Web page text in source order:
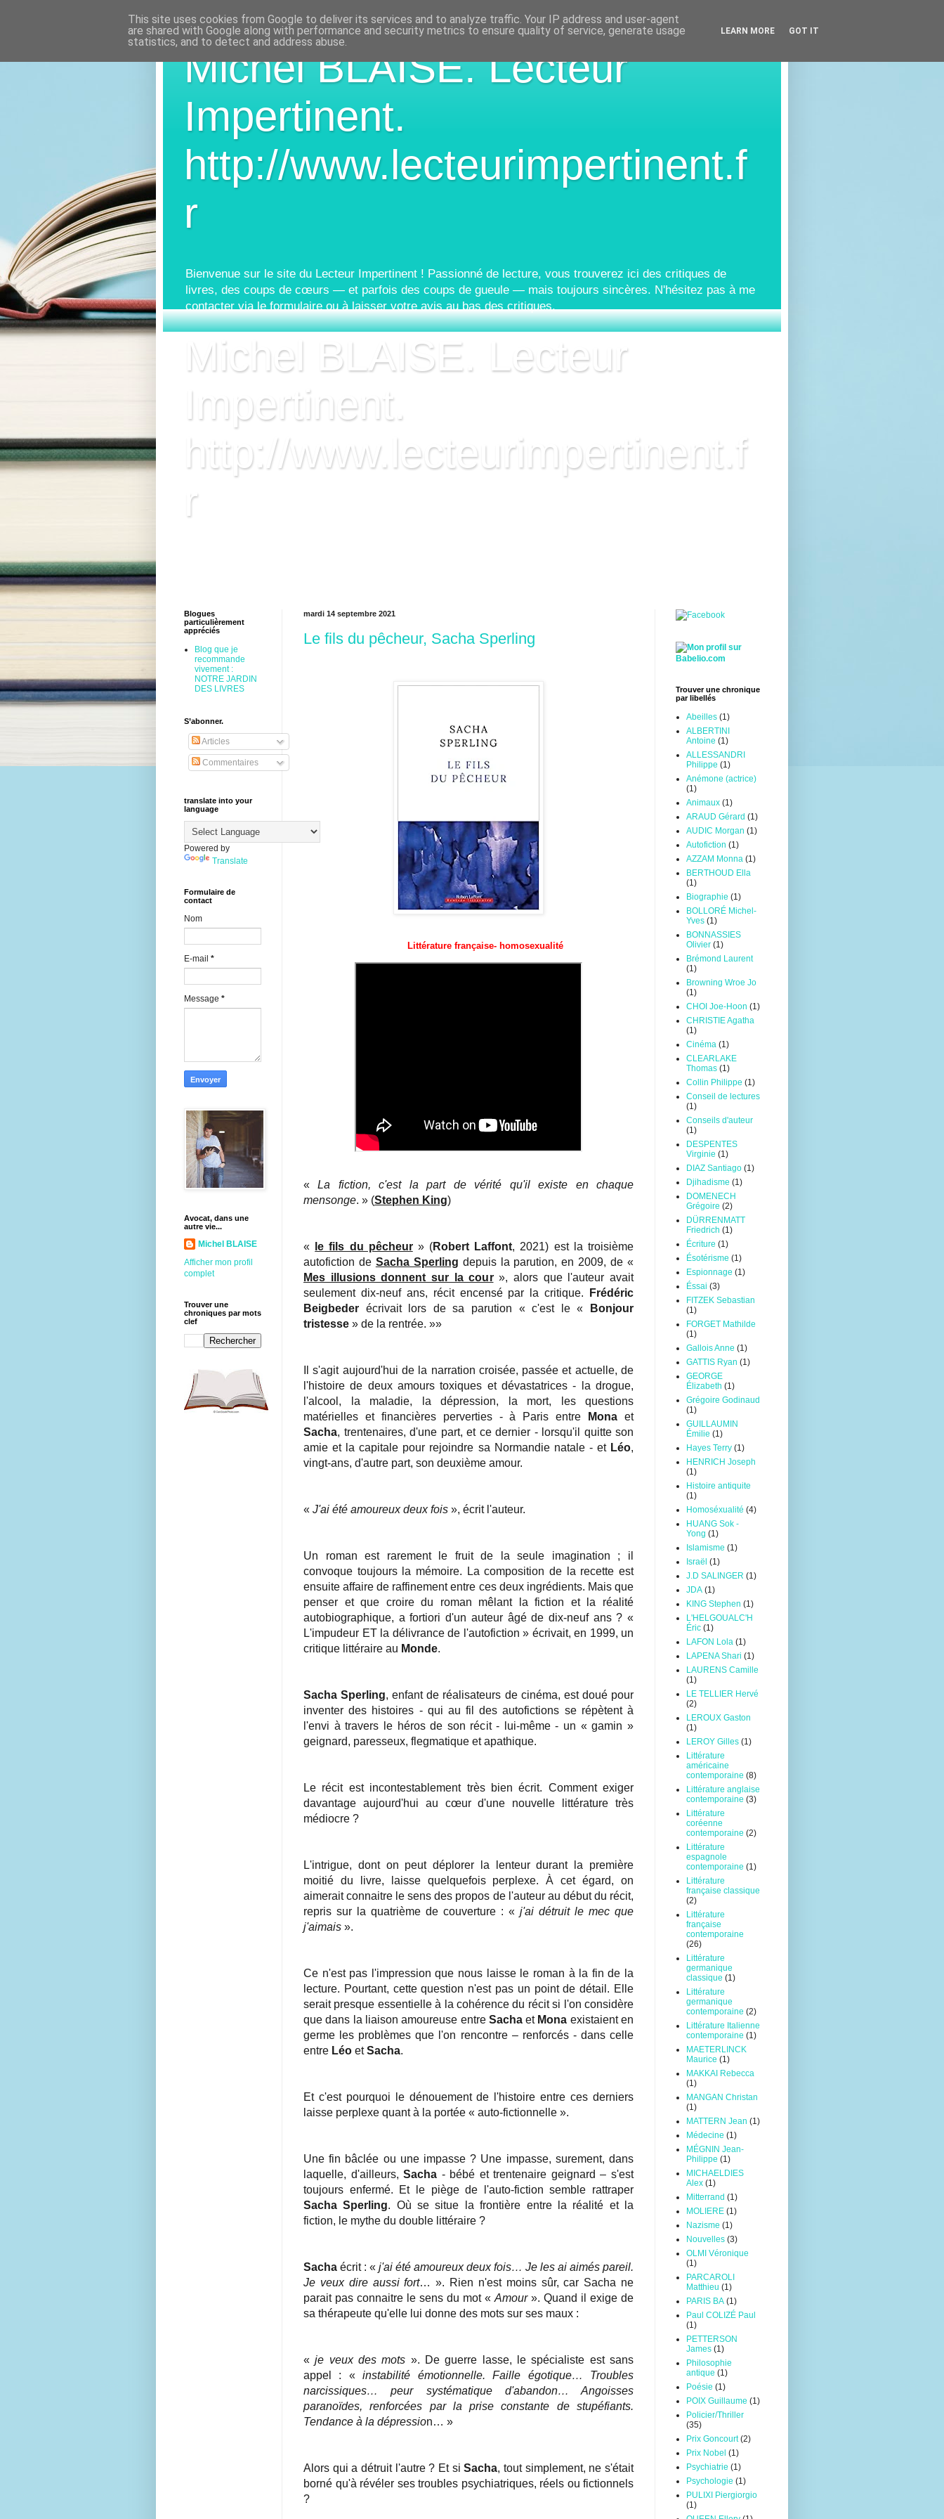
Michel BLAISE. Lecteur
Impertinent.
http://www.lecteurimpertinent.f
r
Bienvenue sur le site du Lecteur Impertinent ! Passionné de lecture, vous trouverez ici des critiques de
livres, des coups de cœurs — et parfois des coups de gueule — mais toujours sincères. N'hésitez pas à me
contacter via le formulaire ou à laisser votre avis au bas des critiques.
Michel BLAISE. Lecteur
Impertinent.
http://www.lecteurimpertinent.f
r
mardi 14 septembre 2021
Le fils du pêcheur, Sacha Sperling
Littérature française- homosexualité
«La fiction, c'est la part de vérité qu'il existe en chaque
mensonge. » (Stephen King)
« le fils du pêcheur» (Robert Laffont, 2021) est la troisième
autofiction de Sacha Sperling depuis la parution, en 2009, de «
Mes illusions donnent sur la cour», alors que l'auteur avait
seulement dix-neuf ans, récit encensé par la critique.
Frédéric
Beigbeder écrivait lors de sa parution « c'est le «
Bonjour
tristesse » de la rentrée. »»
Il s'agit aujourd'hui de la narration croisée, passée et actuelle, de
l'histoire de deux amours toxiques et dévastatrices - la drogue,
l'alcool, la maladie, la dépression, la mort, les questions
matérielles et financières perverties - à Paris entre Mona et
Sacha, trentenaires, d'une part, et ce dernier - lorsqu'il quitte son
amie et la capitale pour rejoindre sa Normandie natale - et Léo,
vingt-ans, d'autre part, son deuxième amour.
« J'ai été amoureux deux fois », écrit l'auteur.
Un roman est rarement le fruit de la seule imagination ; il
convoque toujours la mémoire. La composition de la recette est
ensuite affaire de raffinement entre ces deux ingrédients. Mais que
penser et que croire du roman mêlant la fiction et la réalité
autobiographique, a fortiori d'un auteur âgé de dix-neuf ans ? «
L'impudeur ET la délivrance de l'autofiction » écrivait, en 1999, un
critique littéraire au Monde.
Sacha Sperling, enfant de réalisateurs de cinéma, est doué pour
inventer des histoires - qui au fil des autofictions se répètent à
l'envi à travers le héros de son récit - lui-même - un « gamin »
geignard, paresseux, flegmatique et apathique.
Le récit est incontestablement très bien écrit. Comment exiger
davantage aujourd'hui au cœur d'une nouvelle littérature très
médiocre ?
L'intrigue, dont on peut déplorer la lenteur durant la première
moitié du livre, laisse quelquefois perplexe. À cet égard, on
aimerait connaitre le sens des propos de l'auteur au début du récit,
repris sur la quatrième de couverture : « j'ai détruit le mec que
j'aimais ».
Ce n'est pas l'impression que nous laisse le roman à la fin de la
lecture. Pourtant, cette question n'est pas un point de détail. Elle
serait presque essentielle à la cohérence du récit si l'on considère
que dans la liaison amoureuse entre Sachaet Mona existaient en
germe les problèmes que l'on rencontre – renforcés - dans celle
entre Léo etSacha.
Et c'est pourquoi le dénouement de l'histoire entre ces derniers
laisse perplexe quant à la portée « auto-fictionnelle ».
Une fin bâclée ou une impasse ? Une impasse, surement, dans
laquelle, d'ailleurs,Sacha - bébé et trentenaire geignard – s'est
toujours enfermé. Et le piège de l'auto-fiction semble rattraper
Sacha Sperling. Où se situe la frontière entre la réalité et la
fiction, le mythe du double littéraire ?
Sacha écrit : « j'ai été amoureux deux fois… Je les ai aimés pareil.
Je veux dire aussi fort… ». Rien n'est moins sûr, car Sacha ne
parait pas connaitre le sens du mot « Amour». Quand il exige de
sa thérapeute qu'elle lui donne des mots sur ses maux :
«je veux des mots ». De guerre lasse, le spécialiste est sans
appel : «instabilité émotionnelle. Faille égotique… Troubles
narcissiques… peur systématique d'abandon… Angoisses
paranoïdes, renforcées par la prise constante de stupéfiants.
Tendance à la dépression… »
Alors qui a détruit l'autre ? Et siSacha, tout simplement, ne s'était
borné qu'à révéler ses troubles psychiatriques, réels ou fictionnels
?
Blogues
particulièrement
appréciés
Blog que je
recommande
vivement :
NOTRE JARDIN
DES LIVRES
S’abonner.
Articles
Commentaires
translate into your
language
Powered by
Translate
Formulaire de
contact
Nom
E-mail *
Message *
Avocat, dans une
autre vie...
Michel BLAISE
Afficher mon profil
complet
Trouver une
chroniques par mots
clef
Trouver une chronique
par libellés
Abeilles (1)
ALBERTINI
Antoine (1)
ALLESSANDRI
Philippe (1)
Anémone (actrice)
(1)
Animaux (1)
ARAUD Gérard (1)
AUDIC Morgan (1)
Autofiction (1)
AZZAM Monna (1)
BERTHOUD Ella
(1)
Biographie (1)
BOLLORÉ Michel-
Yves (1)
BONNASSIES
Olivier (1)
Brémond Laurent
(1)
Browning Wroe Jo
(1)
CHOI Joe-Hoon (1)
CHRISTIE Agatha
(1)
Cinéma (1)
CLEARLAKE
Thomas (1)
Collin Philippe (1)
Conseil de lectures
(1)
Conseils d'auteur
(1)
DESPENTES
Virginie (1)
DIAZ Santiago (1)
Djihadisme (1)
DOMENECH
Grégoire (2)
DÜRRENMATT
Friedrich (1)
Écriture (1)
Ésotérisme (1)
Espionnage (1)
Éssai (3)
FITZEK Sebastian
(1)
FORGET Mathilde
(1)
Gallois Anne (1)
GATTIS Ryan (1)
GEORGE
Élizabeth (1)
Grégoire Godinaud
(1)
GUILLAUMIN
Émilie (1)
Hayes Terry (1)
HENRICH Joseph
(1)
Histoire antiquite
(1)
Homoséxualité (4)
HUANG Sok -
Yong (1)
Islamisme (1)
Israël (1)
J.D SALINGER (1)
JDA (1)
KING Stephen (1)
L'HELGOUALC'H
Éric (1)
LAFON Lola (1)
LAPENA Shari (1)
LAURENS Camille
(1)
LE TELLIER Hervé
(2)
LEROUX Gaston
(1)
LEROY Gilles (1)
Littérature
américaine
contemporaine (8)
Littérature anglaise
contemporaine (3)
Littérature
coréenne
contemporaine (2)
Littérature
espagnole
contemporaine (1)
Littérature
française classique
(2)
Littérature
française
contemporaine
(26)
Littérature
germanique
classique (1)
Littérature
germanique
contemporaine (2)
Littérature Italienne
contemporaine (1)
MAETERLINCK
Maurice (1)
MAKKAI Rebecca
(1)
MANGAN Christan
(1)
MATTERN Jean (1)
Médecine (1)
MÉGNIN Jean-
Philippe (1)
MICHAELDIES
Alex (1)
Mitterrand (1)
MOLIERE (1)
Nazisme (1)
Nouvelles (3)
OLMI Véronique
(1)
PARCAROLI
Matthieu (1)
PARIS BA (1)
Paul COLIZÉ Paul
(1)
PETTERSON
James (1)
Philosophie
antique (1)
Poésie (1)
POIX Guillaume (1)
Policier/Thriller
(35)
Prix Goncourt (2)
Prix Nobel (1)
Psychiatrie (1)
Psychologie (1)
PULIXI Piergiorgio
(1)
This site uses cookies from Google to deliver its services and to analyze traffic. Your IP address and user-agent
are shared with Google along with performance and security metrics to ensure quality of service, generate usage
statistics, and to detect and address abuse.
LEARN MORE GOT IT